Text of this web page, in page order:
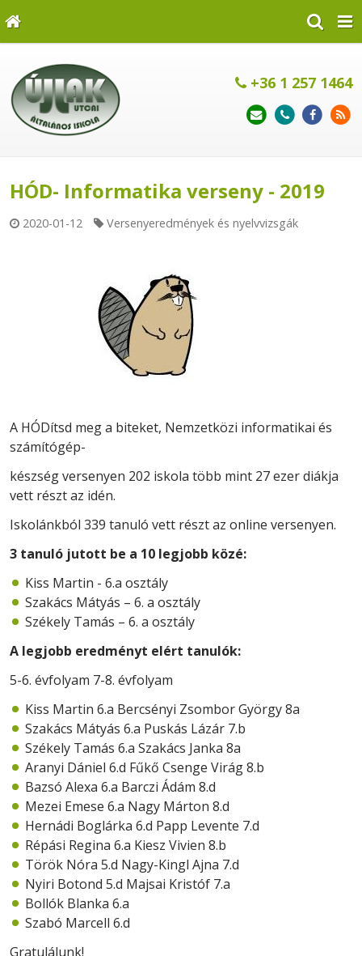
+36 1 257 1464
HÓD- Informatika verseny - 2019
2020-01-12 Versenyeredmények és nyelvvizsgák
A HÓDítsd meg a biteket, Nemzetközi informatikai és
számítógép-
készség versenyen 202 iskola több mint 27 ezer diákja
vett részt az idén.
Iskolánkból 339 tanuló vett részt az online versenyen.
3 tanuló jutott be a 10 legjobb közé:
Kiss Martin - 6.a osztály
Szakács Mátyás – 6. a osztály
Székely Tamás – 6. a osztály
A legjobb eredményt elért tanulók:
5-6. évfolyam 7-8. évfolyam
Kiss Martin 6.a Bercsényi Zsombor György 8a
Szakács Mátyás 6.a Puskás Lázár 7.b
Székely Tamás 6.a Szakács Janka 8a
Aranyi Dániel 6.d Fűkő Csenge Virág 8.b
Bazsó Alexa 6.a Barczi Ádám 8.d
Mezei Emese 6.a Nagy Márton 8.d
Hernádi Boglárka 6.d Papp Levente 7.d
Répási Regina 6.a Kiesz Vivien 8.b
Török Nóra 5.d Nagy-Kingl Ajna 7.d
Nyiri Botond 5.d Majsai Kristóf 7.a
Bollók Blanka 6.a
Szabó Marcell 6.d
Gratulálunk!